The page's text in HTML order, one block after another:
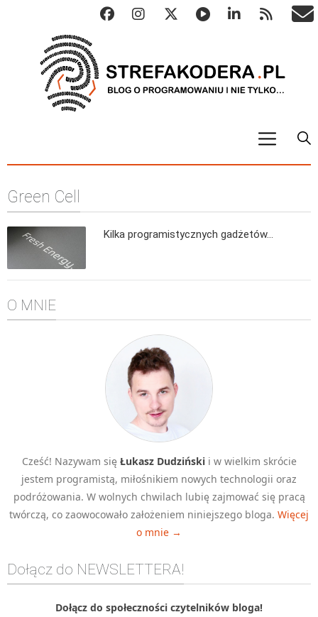
Metody numeryczne
Algorytmy wyszukiwania
Inne
C++
Elementarz Java
Pascal
HTML 5
CSS 3
Django
PHP
Green Cell
Kilka programistycznych gadżetów…
O MNIE
Cześć! Nazywam się Łukasz Dudzińskii w wielkim skrócie
jestem programistą, miłośnikiem nowych technologii oraz
podróżowania. W wolnych chwilach lubię zajmować się pracą
twórczą, co zaowocowało założeniem niniejszego bloga. Więcej
o mnie →
Dołącz do NEWSLETTERA!
Dołącz do społeczności czytelników bloga!